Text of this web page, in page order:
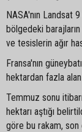
NASA'nın Landsat
bölgedeki
ve tesislerin ağır
Fransa'nın
hektardan fazla
Temmuz sonu
hektarı aştığı
göre bu rakam, son